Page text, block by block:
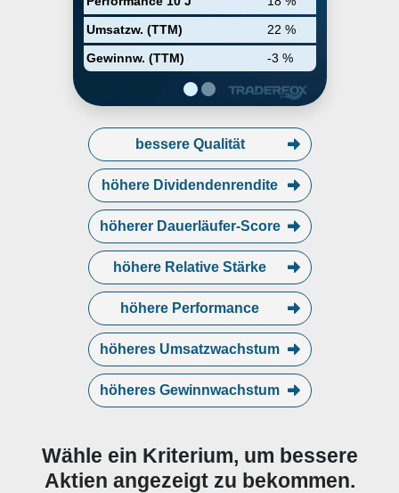
Umsatzw. (TTM)
22 %
Gewinnw. (TTM)
-3 %
on HVAC, plumbing or electrical
systems, building controls and
specialty contracting projects.
The company was founded in
1901 and is headquartered in
Warrendale, PA.
bessere Qualität
höhere Dividendenrendite
höherer Dauerläufer-Score
höhere Relative Stärke
höhere Performance
höheres Umsatzwachstum
höheres Gewinnwachstum
Wähle ein Kriterium, um bessere
Aktien angezeigt zu bekommen.